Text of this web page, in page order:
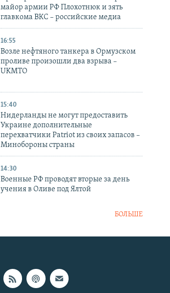
майор армии РФ Плохотнюк и зять
главкома ВКС – российские медиа
16:55
Возле нефтяного танкера в Ормузском
проливе произошли два взрыва –
UKMTO
15:40
Нидерланды не могут предоставить
Украине дополнительные
перехватчики Patriot из своих запасов –
Минобороны страны
14:30
Военные РФ проводят вторые за день
учения в Оливе под Ялтой
БОЛЬШЕ